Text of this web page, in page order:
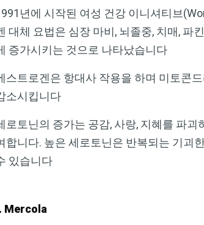
년에 시작된 여성 건강 이니셔티브
대체 요법은 심장 마비, 뇌졸중, 치매, 파
증가시키는 것으로 나타났습니다
스트로겐은 항대사 작용을 하며 미토콘
소시킵니다
로토닌의 증가는 공감, 사랑, 지혜를 파괴
합니다. 높은 세로토닌은 반복되는 기괴
있습니다
Mercola